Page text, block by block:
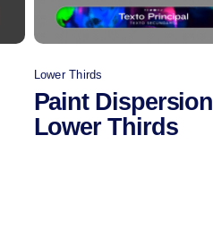
Lower Thirds
Paint Dispersion
Lower Thirds